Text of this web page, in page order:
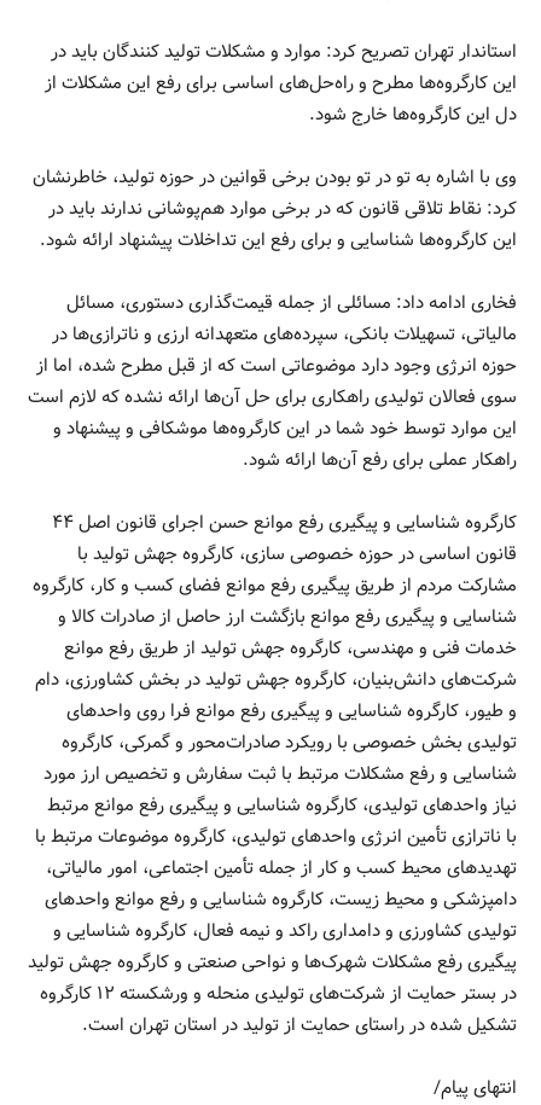
استاندار تهران تصریح کرد: موارد و مشکلات تولید کنندگان باید در
این کارگروه‌ها مطرح و راه‌حل‌های اساسی برای رفع این مشکلات از
دل این کارگروه‌ها خارج شود.
وی با اشاره به تو در تو بودن برخی قوانین در حوزه تولید، خاطرنشان
کرد: نقاط تلاقی قانون که در برخی موارد هم‌پوشانی ندارند باید در
این کارگروه‌ها شناسایی و برای رفع این تداخلات پیشنهاد ارائه شود.
فخاری ادامه داد: مسائلی از جمله قیمت‌گذاری دستوری، مسائل
مالیاتی، تسهیلات بانکی، سپرده‌های متعهدانه ارزی و ناترازی‌ها در
حوزه انرژی وجود دارد موضوعاتی است که از قبل مطرح شده، اما از
سوی فعالان تولیدی راهکاری برای حل آن‌ها ارائه نشده که لازم است
این موارد توسط خود شما در این کارگروه‌ها موشکافی و پیشنهاد و
راهکار عملی برای رفع آن‌ها ارائه شود.
کارگروه شناسایی و پیگیری رفع موانع حسن اجرای قانون اصل ۴۴
قانون اساسی در حوزه خصوصی سازی، کارگروه جهش تولید با
مشارکت مردم از طریق پیگیری رفع موانع فضای کسب و کار، کارگروه
شناسایی و پیگیری رفع موانع بازگشت ارز حاصل از صادرات کالا و
خدمات فنی و مهندسی، کارگروه جهش تولید از طریق رفع موانع
شرکت‌های دانش‌بنیان، کارگروه جهش تولید در بخش کشاورزی، دام
و طیور، کارگروه شناسایی و پیگیری رفع موانع فرا روی واحدهای
تولیدی بخش خصوصی با رویکرد صادرات‌محور و گمرکی، کارگروه
شناسایی و رفع مشکلات مرتبط با ثبت سفارش و تخصیص ارز مورد
نیاز واحدهای تولیدی، کارگروه شناسایی و پیگیری رفع موانع مرتبط
با ناترازی تأمین انرژی واحدهای تولیدی، کارگروه موضوعات مرتبط با
تهدیدهای محیط کسب و کار از جمله تأمین اجتماعی، امور مالیاتی،
دامپزشکی و محیط زیست، کارگروه شناسایی و رفع موانع واحدهای
تولیدی کشاورزی و دامداری راکد و نیمه فعال، کارگروه شناسایی و
پیگیری رفع مشکلات شهرک‌ها و نواحی صنعتی و کارگروه جهش تولید
در بستر حمایت از شرکت‌های تولیدی منحله و ورشکسته ۱۲ کارگروه
تشکیل شده در راستای حمایت از تولید در استان تهران است.
انتهای پیام/